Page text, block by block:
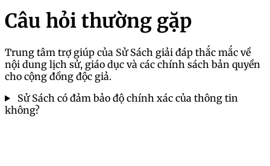
Câu hỏi thường gặp
Trung tâm trợ giúp của Sử Sách giải đáp thắc mắc về
nội dung lịch sử, giáo dục và các chính sách bản quyền
cho cộng đồng độc giả.
Sử Sách có đảm bảo độ chính xác của thông tin
không?